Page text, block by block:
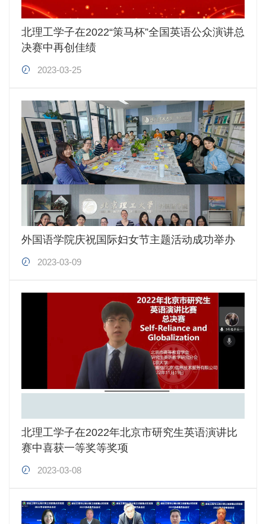
北理工学子在2022“策马杯”全国英语公众演讲总
决赛中再创佳绩
2023-03-25
外国语学院庆祝国际妇女节主题活动成功举办
2023-03-09
北理工学子在2022年北京市研究生英语演讲比
赛中喜获一等奖等奖项
2023-03-08